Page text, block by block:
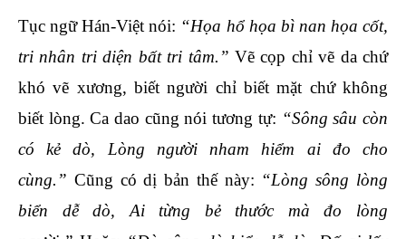
Tục ngữ Hán-Việt nói: “Họa hổ họa bì nan họa cốt,
tri nhân tri diện bất tri tâm.” Vẽ cọp chỉ vẽ da chứ
khó vẽ xương, biết người chỉ biết mặt chứ không
biết lòng. Ca dao cũng nói tương tự: “Sông sâu còn
có kẻ dò, Lòng người nham hiểm ai đo cho
cùng.” Cũng có dị bản thế này: “Lòng sông lòng
biển dễ dò, Ai từng bẻ thước mà đo lòng